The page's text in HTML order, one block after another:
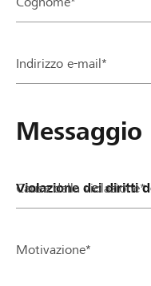
Partner /
Registrazione
DE FR IT
Indirizzo e-mail*
Messaggio
Causa della violazione*
Motivazione*